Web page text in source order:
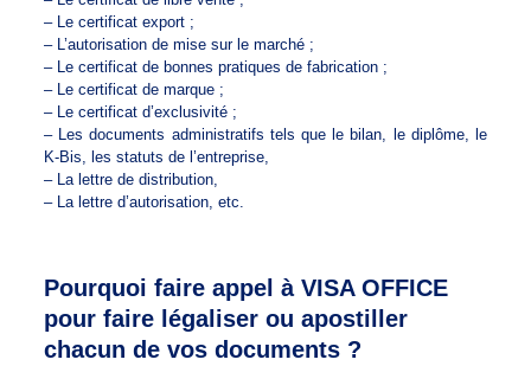
– Le certificat export ;
– L’autorisation de mise sur le marché ;
– Le certificat de bonnes pratiques de fabrication ;
– Le certificat de marque ;
– Le certificat d’exclusivité ;
– Les documents administratifs tels que le bilan, le diplôme, le
K-Bis, les statuts de l’entreprise,
– La lettre de distribution,
– La lettre d’autorisation, etc.
Pourquoi faire appel à VISA OFFICE
pour faire légaliser ou apostiller
chacun de vos documents ?